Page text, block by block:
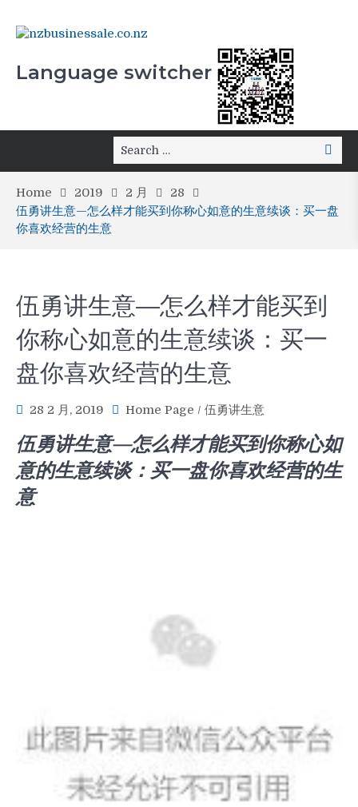
Language switcher
Home 2019 2 月
28
伍勇讲生意—怎么样才能买到你称心如意的生意续谈：买一盘
你喜欢经营的生意
伍勇讲生意—怎么样才能买到
你称心如意的生意续谈：买一
盘你喜欢经营的生意
28 2 月, 2019 Home Page / 伍勇讲生意
伍勇讲生意—怎么样才能买到你称心如
意的生意续谈：买一盘你喜欢经营的生
意